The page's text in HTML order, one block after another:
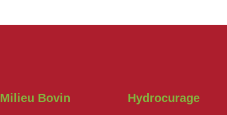
Milieu Bovin Hydrocurage